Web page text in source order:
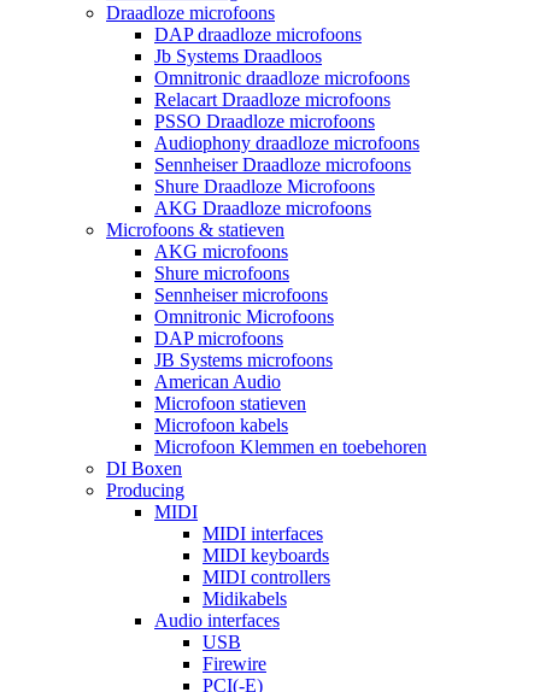
Draadloze microfoons
DAP draadloze microfoons
Jb Systems Draadloos
Omnitronic draadloze microfoons
Relacart Draadloze microfoons
PSSO Draadloze microfoons
Audiophony draadloze microfoons
Sennheiser Draadloze microfoons
Shure Draadloze Microfoons
AKG Draadloze microfoons
Microfoons & statieven
AKG microfoons
Shure microfoons
Sennheiser microfoons
Omnitronic Microfoons
DAP microfoons
JB Systems microfoons
American Audio
Microfoon statieven
Microfoon kabels
Microfoon Klemmen en toebehoren
DI Boxen
Producing
MIDI
MIDI interfaces
MIDI keyboards
MIDI controllers
Midikabels
Audio interfaces
USB
Firewire
PCI(-E)